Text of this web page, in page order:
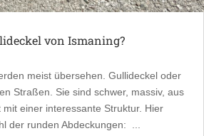
von Ismaning?
meist übersehen. Gullideckel oder
Straßen. Sie sind schwer, massiv, aus
einer interessante Struktur. Hier
der runden Abdeckungen: ...